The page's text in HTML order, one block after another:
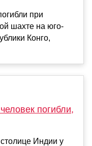
при
шахте на юго-
Конго,
погибли,
Индии у